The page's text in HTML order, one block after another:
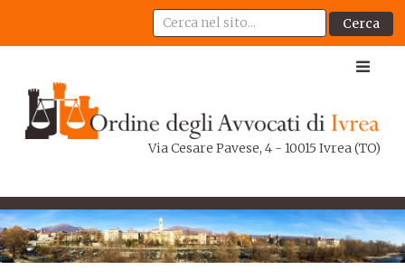
Cerca
Via Cesare Pavese, 4 - 10015 Ivrea (TO)